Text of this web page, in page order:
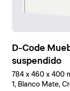
D-Code
suspendido
784 x 460 x 400
1, Blanco Mate,